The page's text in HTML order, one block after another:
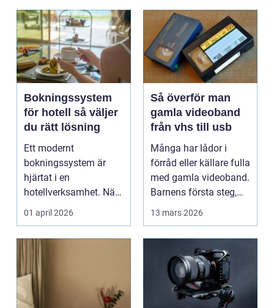
Bokningssystem
för hotell så väljer
du rätt lösning
Ett modernt
bokningssystem är
hjärtat i en
hotellverksamhet. När
bokningar,
incheckning,
betalningar...
01 april 2026
Så överför man
gamla videoband
från vhs till usb
Många har lådor i
förråd eller källare fulla
med gamla videoband.
Barnens första steg,
släktkalas, s...
13 mars 2026